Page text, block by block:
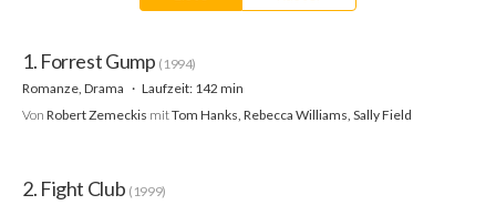
1. Forrest Gump (1994)
Romanze, Drama
Laufzeit: 142 min
Von Robert Zemeckis mitTom Hanks, Rebecca Williams, Sally Field
2. Fight Club (1999)